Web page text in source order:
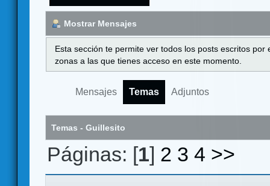
Mostrar Mensajes
Esta sección te permite ver todos los posts escritos
zonas a las que tienes acceso en este momento.
Mensajes Temas Adjuntos
Temas - Guillesito
Páginas: [1] 2 3 4 >>